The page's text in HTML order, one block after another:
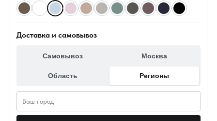
Доставка и самовывоз
Самовывоз Москва
Область Регионы